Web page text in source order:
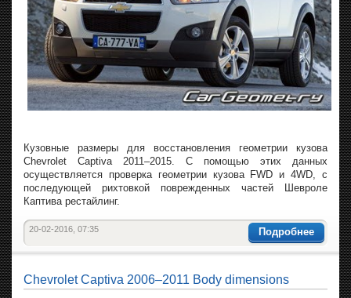
Кузовные размеры для восстановления геометрии кузова
Chevrolet Captiva 2011–2015. С помощью этих данных
осуществляется проверка геометрии кузова FWD и 4WD, с
последующей рихтовкой поврежденных частей Шевроле
Каптива рестайлинг.
Подробнее
20-02-2016, 07:35
Chevrolet Captiva 2006–2011 Body dimensions